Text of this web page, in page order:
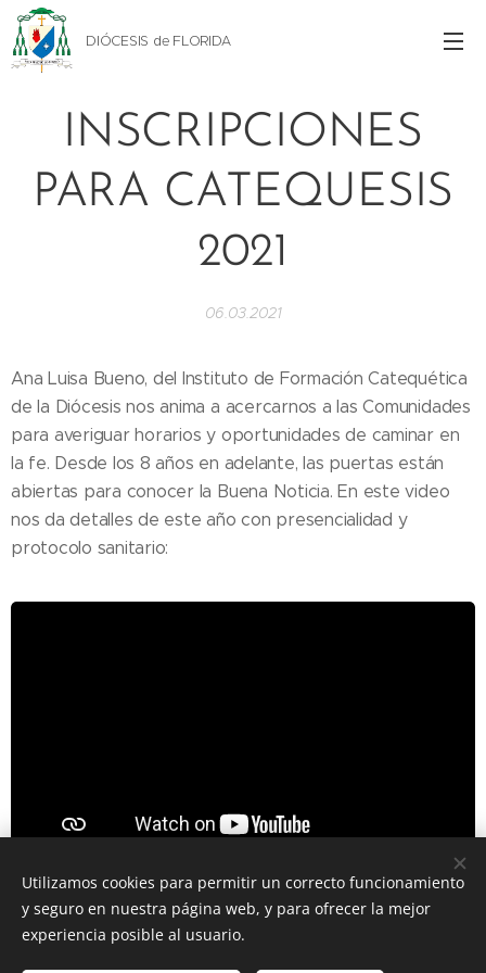
DIÓCESIS de FLORIDA
INSCRIPCIONES
PARA CATEQUESIS
2021
06.03.2021
Ana Luisa Bueno, del Instituto de Formación Catequética
de la Diócesis nos anima a acercarnos a las Comunidades
para averiguar horarios y oportunidades de caminar en
la fe. Desde los 8 años en adelante, las puertas están
abiertas para conocer la Buena Noticia. En este video
nos da detalles de este año con presencialidad y
protocolo sanitario:
Share
Utilizamos cookies para permitir un correcto funcionamiento
y seguro en nuestra página web, y para ofrecer la mejor
experiencia posible al usuario.